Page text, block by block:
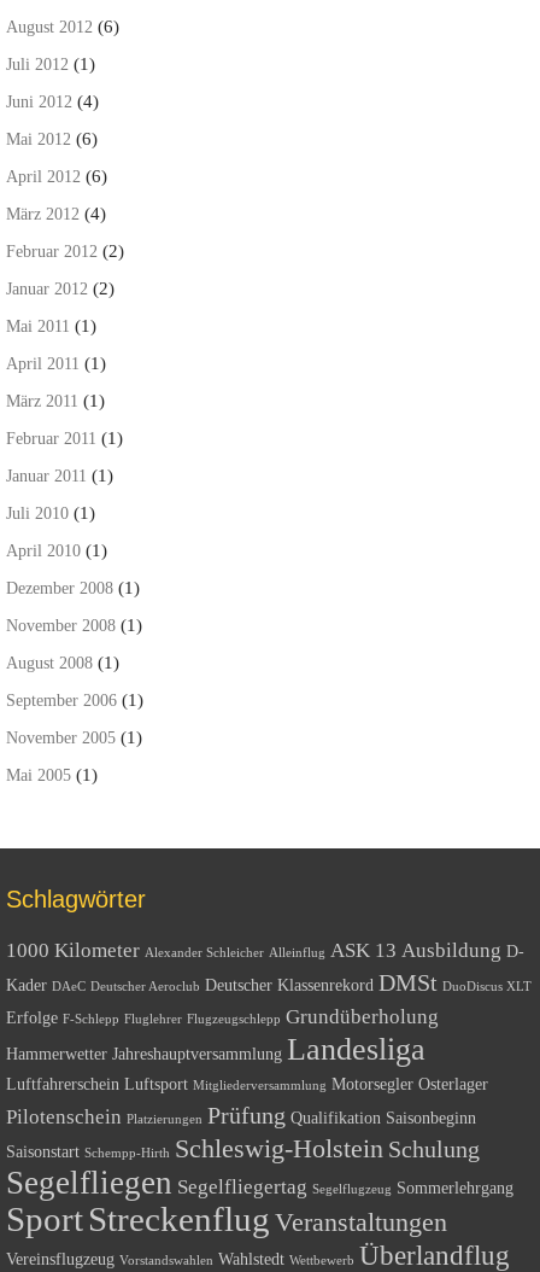
August 2012 (6)
Juli 2012 (1)
Juni 2012 (4)
Mai 2012 (6)
April 2012 (6)
März 2012 (4)
Februar 2012 (2)
Januar 2012 (2)
Mai 2011 (1)
April 2011 (1)
März 2011 (1)
Februar 2011 (1)
Januar 2011 (1)
Juli 2010 (1)
April 2010 (1)
Dezember 2008 (1)
November 2008 (1)
August 2008 (1)
September 2006 (1)
November 2005 (1)
Mai 2005 (1)
Schlagwörter
1000 Kilometer Alexander Schleicher Alleinflug ASK 13 Ausbildung D-
Kader DAeC Deutscher Aeroclub Deutscher Klassenrekord DMSt DuoDiscus XLT
Erfolge F-Schlepp Fluglehrer Flugzeugschlepp Grundüberholung
Hammerwetter Jahreshauptversammlung Landesliga
Luftfahrerschein Luftsport Mitgliederversammlung Motorsegler Osterlager
Pilotenschein Platzierungen Prüfung Qualifikation Saisonbeginn
Saisonstart Schempp-Hirth Schleswig-Holstein Schulung
Segelfliegen Segelfliegertag Segelflugzeug Sommerlehrgang
SportStreckenflug Veranstaltungen
Vereinsflugzeug Vorstandswahlen Wahlstedt Wettbewerb Überlandflug